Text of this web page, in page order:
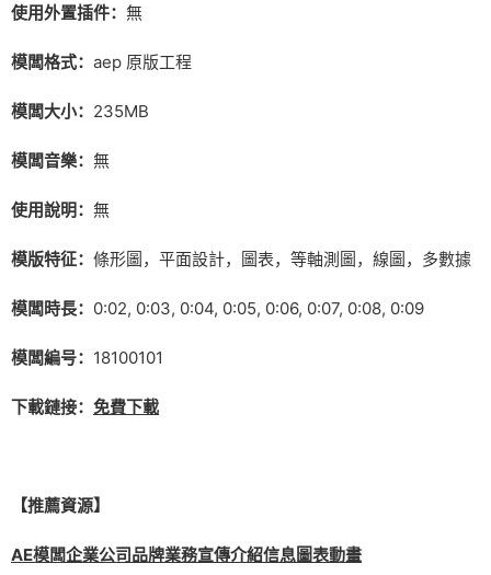
使用外置插件： 無
模闆格式： aep 原版工程
模闆大小： 235MB
模闆音樂： 無
使用說明： 無
模版特征： 條形圖，平面設計，圖表，等軸測圖，線圖，多數據
模闆時長： 0:02, 0:03, 0:04, 0:05, 0:06, 0:07, 0:08, 0:09
模闆編号： 18100101
下載鏈接： 免費下載
【推薦資源】
AE模闆企業公司品牌業務宣傳介紹信息圖表動畫